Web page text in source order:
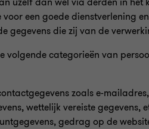
een goede dienstverlening
gegevens die zij van de
volgende categorieën van
zoals e-
wettelijk vereiste gegevens,
gedrag op de